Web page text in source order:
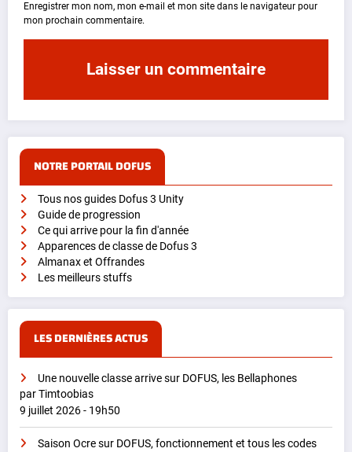
Enregistrer mon nom, mon e-mail et mon site dans le navigateur pour
mon prochain commentaire.
NOTRE PORTAIL DOFUS
Tous nos guides Dofus 3 Unity
Guide de progression
Ce qui arrive pour la fin d'année
Apparences de classe de Dofus 3
Almanax et Offrandes
Les meilleurs stuffs
LES DERNIÈRES ACTUS
Une nouvelle classe arrive sur DOFUS, les Bellaphones
par Timtoobias
9 juillet 2026 - 19h50
Saison Ocre sur DOFUS, fonctionnement et tous les codes